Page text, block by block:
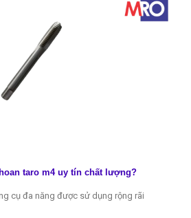
taro m4 uy tín chất lượng?
cụ đa năng được sử dụng rộng rãi